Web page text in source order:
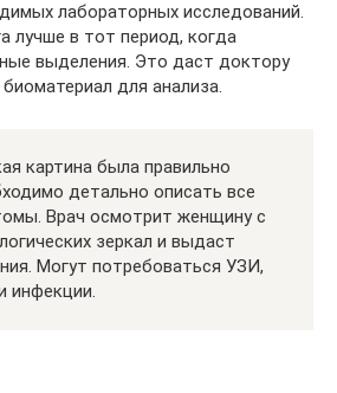
лабораторных исследований.
лучше в тот период, когда
выделения. Это даст доктору
для анализа.
картина была правильно
детально описать все
Врач осмотрит женщину с
зеркал и выдаст
Могут потребоваться УЗИ,
инфекции.